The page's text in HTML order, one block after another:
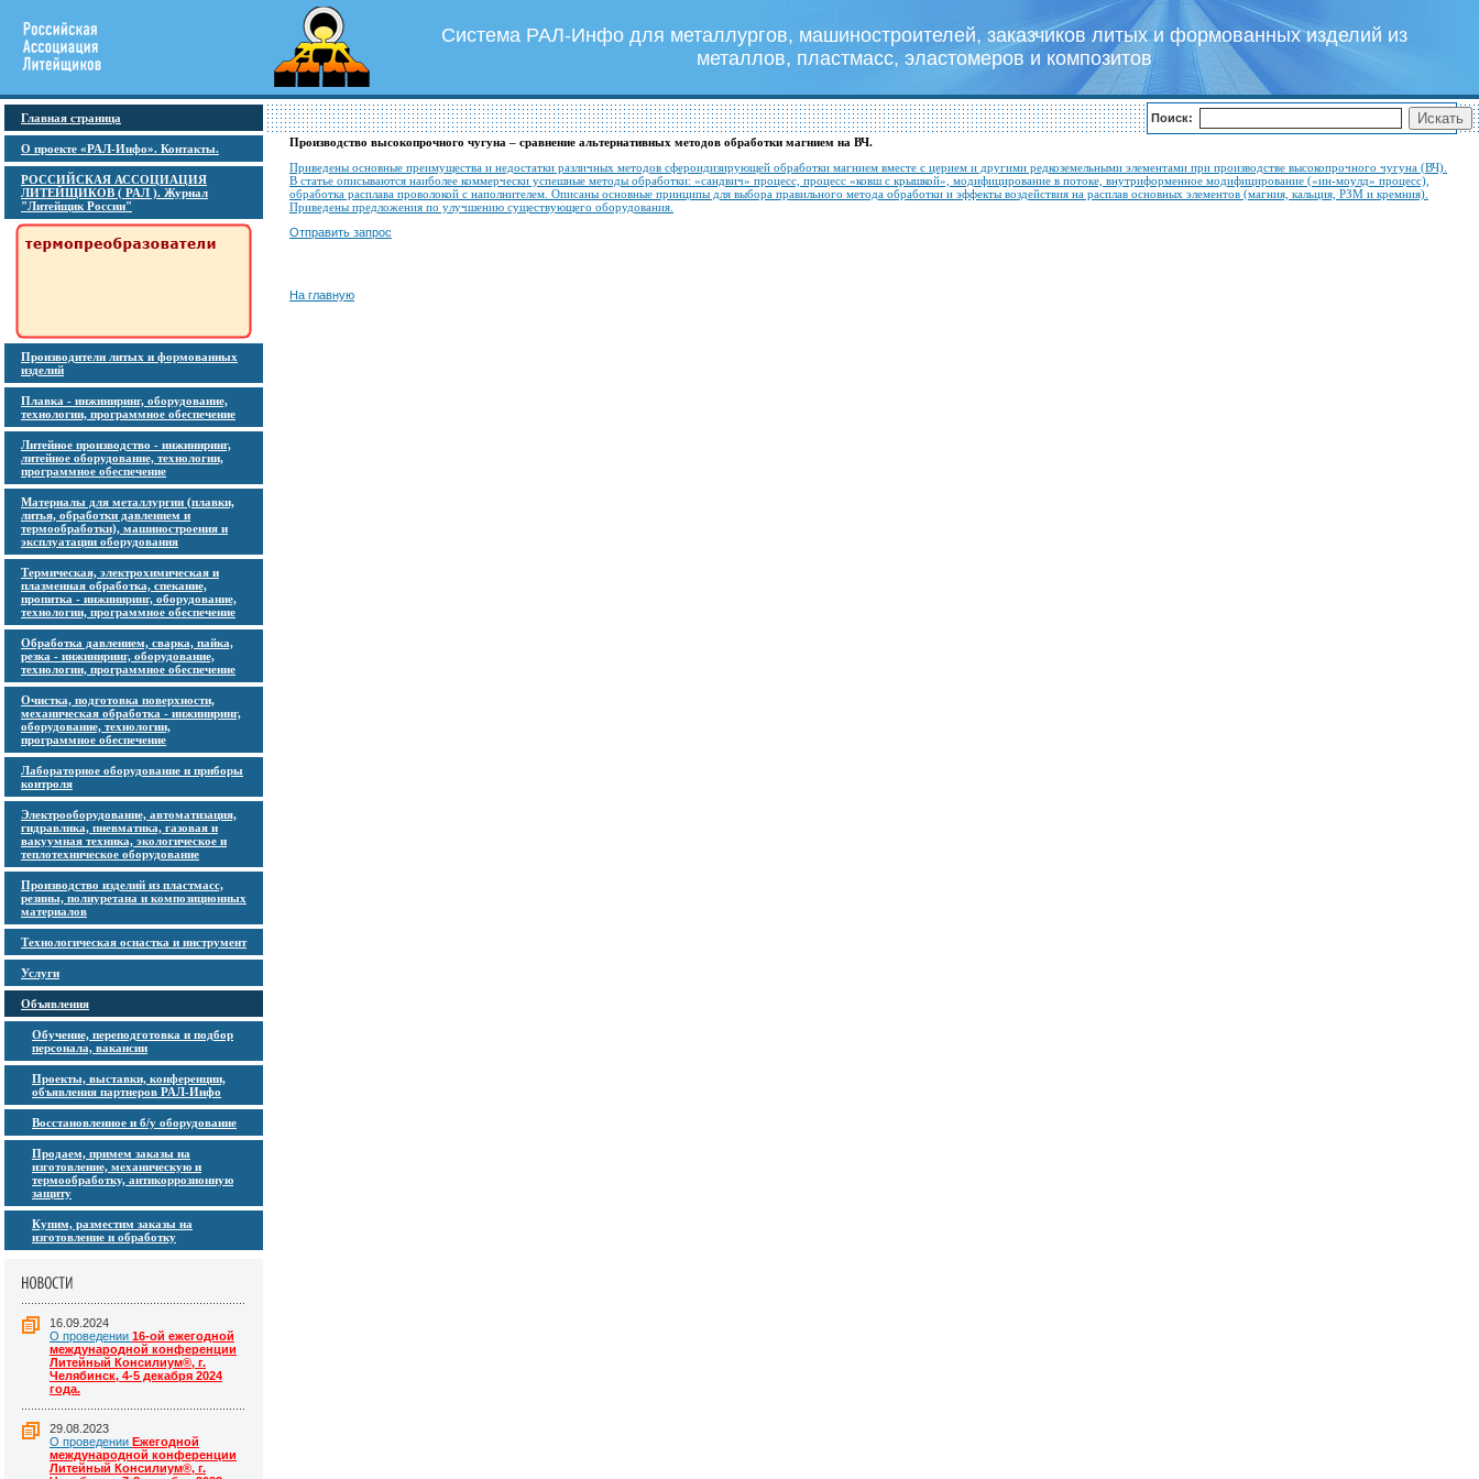
Система РАЛ-Инфо для металлургов, машиностроителей, заказчиков литых и формованных изделий из
металлов, пластмасс, эластомеров и композитов
Главная страница
О проекте «РАЛ-Инфо». Контакты.
РОССИЙСКАЯ АССОЦИАЦИЯ
ЛИТЕЙЩИКОВ ( РАЛ ). Журнал
"Литейщик России"
Производители литых и формованных
изделий
Плавка - инжиниринг, оборудование,
технологии, программное обеспечение
Литейное производство - инжиниринг,
литейное оборудование, технологии,
программное обеспечение
Материалы для металлургии (плавки,
литья, обработки давлением и
термообработки), машиностроения и
эксплуатации оборудования
Термическая, электрохимическая и
плазменная обработка, спекание,
пропитка - инжиниринг, оборудование,
технологии, программное обеспечение
Обработка давлением, сварка, пайка,
резка - инжиниринг, оборудование,
технологии, программное обеспечение
Очистка, подготовка поверхности,
механическая обработка - инжиниринг,
оборудование, технологии,
программное обеспечение
Лабораторное оборудование и приборы
контроля
Электрооборудование, автоматизация,
гидравлика, пневматика, газовая и
вакуумная техника, экологическое и
теплотехническое оборудование
Производство изделий из пластмасс,
резины, полиуретана и композиционных
материалов
Технологическая оснастка и инструмент
Услуги
Объявления
Обучение, переподготовка и подбор
персонала, вакансии
Проекты, выставки, конференции,
объявления партнеров РАЛ-Инфо
Восстановленное и б/у оборудование
Продаем, примем заказы на
изготовление, механическую и
термообработку, антикоррозионную
защиту
Купим, разместим заказы на
изготовление и обработку
16.09.2024
О проведении 16-ой ежегодной
международной конференции
Литейный Консилиум®, г.
Челябинск, 4-5 декабря 2024
года.
29.08.2023
О проведении Ежегодной
международной конференции
Литейный Консилиум®, г.
Поиск:
Производство высокопрочного чугуна – сравнение альтернативных методов обработки магнием на ВЧ.
Приведены основные преимущества и недостатки различных методов сфероидизирующей обработки магнием вместе с церием и другими редкоземельными элементами при производстве высокопрочного чугуна (ВЧ).
В статье описываются наиболее коммерчески успешные методы обработки: «сандвич» процесс, процесс «ковш с крышкой», модифицирование в потоке, внутриформенное модифицирование («ин-моулд» процесс),
обработка расплава проволокой с наполнителем. Описаны основные принципы для выбора правильного метода обработки и эффекты воздействия на расплав основных элементов (магния, кальция, РЗМ и кремния).
Приведены предложения по улучшению существующего оборудования.
Отправить запрос
На главную